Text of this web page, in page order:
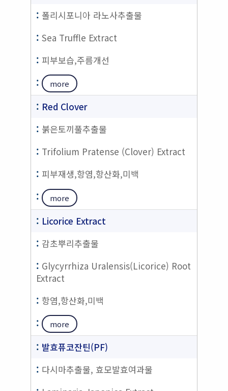
폴리시포니아 라노사추출물
Sea Truffle Extract
피부보습,주름개선
more
Red Clover
붉은토끼풀추출물
Trifolium Pratense (Clover) Extract
피부재생,항염,항산화,미백
more
Licorice Extract
감초뿌리추출물
Glycyrrhiza Uralensis(Licorice) Root
Extract
항염,항산화,미백
more
발효퓨코잔틴(PF)
다시마추출물, 효모발효여과물